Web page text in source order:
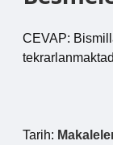
CEVAP:
Tarih: